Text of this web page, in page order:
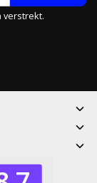
verstrekt.